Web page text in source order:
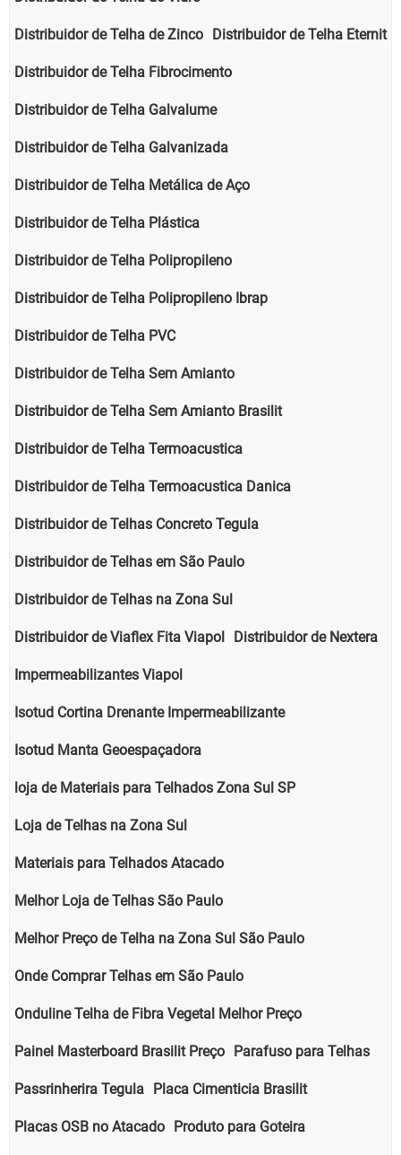
Distribuidor de Telha de Zinco Distribuidor de Telha Eternit
Distribuidor de Telha Fibrocimento
Distribuidor de Telha Galvalume
Distribuidor de Telha Galvanizada
Distribuidor de Telha Metálica de Aço
Distribuidor de Telha Plástica
Distribuidor de Telha Polipropileno
Distribuidor de Telha Polipropileno Ibrap
Distribuidor de Telha PVC
Distribuidor de Telha Sem Amianto
Distribuidor de Telha Sem Amianto Brasilit
Distribuidor de Telha Termoacustica
Distribuidor de Telha Termoacustica Danica
Distribuidor de Telhas Concreto Tegula
Distribuidor de Telhas em São Paulo
Distribuidor de Telhas na Zona Sul
Distribuidor de Viaflex Fita Viapol Distribuidor de Nextera
Impermeabilizantes Viapol
Isotud Cortina Drenante Impermeabilizante
Isotud Manta Geoespaçadora
loja de Materiais para Telhados Zona Sul SP
Loja de Telhas na Zona Sul
Materiais para Telhados Atacado
Melhor Loja de Telhas São Paulo
Melhor Preço de Telha na Zona Sul São Paulo
Onde Comprar Telhas em São Paulo
Onduline Telha de Fibra Vegetal Melhor Preço
Painel Masterboard Brasilit Preço Parafuso para Telhas
Passrinherira Tegula Placa Cimenticia Brasilit
Placas OSB no Atacado Produto para Goteira